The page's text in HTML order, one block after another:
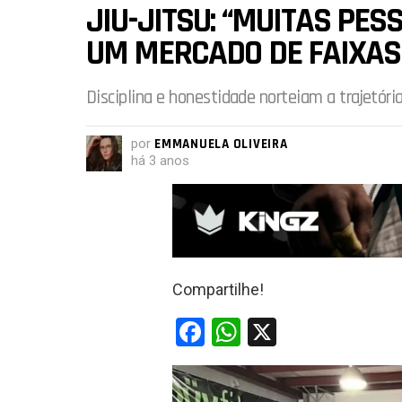
JIU-JITSU: “MUITAS
UM MERCADO DE
Disciplina e honestidade norteiam a
por EMMANUELA OLIVEIRA
há 3 anos
Compartilhe!
F
a
ce
W
h
at